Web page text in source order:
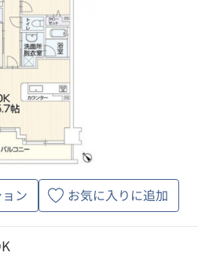
ン お気に入りに追加